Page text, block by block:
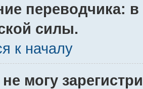
переводчика:
силы.
к началу
могу